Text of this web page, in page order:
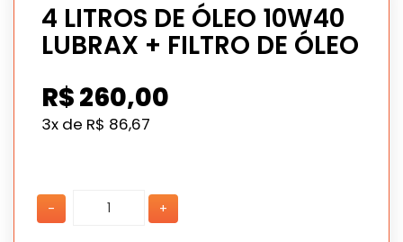
4 LITROS DE ÓLEO 10W40
LUBRAX + FILTRO DE ÓLEO
R$260,00
3x de R$ 86,67
4
LITROS
4
LITROS
+
-